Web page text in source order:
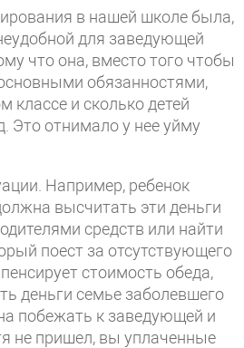
в нашей школе была,
для заведующей
что она, вместо того чтобы
обязанностями,
классе и сколько детей
Это отнимало у нее уйму
Например, ребенок
высчитать эти деньги
средств или найти
поест за отсутствующего
стоимость обеда,
деньги семье заболевшего
побежать к заведующей и
не пришел, вы уплаченные